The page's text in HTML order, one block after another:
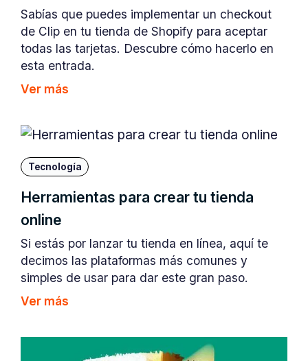
Sabías que puedes implementar un checkout
de Clip en tu tienda de Shopify para aceptar
todas las tarjetas. Descubre cómo hacerlo en
esta entrada.
Ver más
Tecnología
Herramientas para crear tu tienda
online
Si estás por lanzar tu tienda en línea, aquí te
decimos las plataformas más comunes y
simples de usar para dar este gran paso.
Ver más